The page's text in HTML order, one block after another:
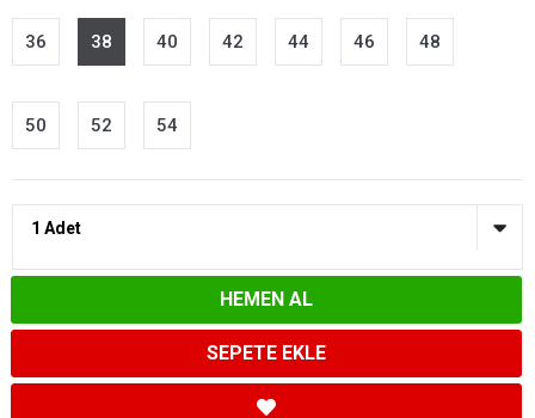
36 38 40 42 44 46 48
50 52 54
HEMEN AL
SEPETE EKLE